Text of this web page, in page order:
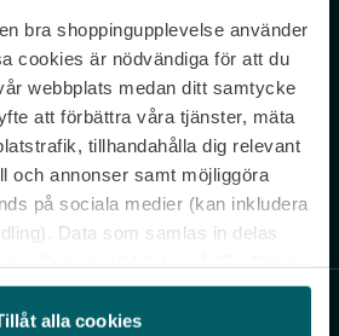
bra shoppingupplevelse använder
cookies är nödvändiga för att du
webbplats medan ditt samtycke
att förbättra våra tjänster, mäta
tillhandahålla dig relevant
och annonser samt möjliggöra
på sociala medier (kan inkludera
Data som samlas in delas
du samtliga cookies medan du
anpassa användningen av
alla cookies
beat.
newsletter.
du vår Integritetspolicy. Avprenumerera